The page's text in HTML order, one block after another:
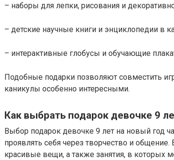
– наборы для лепки, рисования и
– детские научные книги и энциклопедии в
– интерактивные глобусы и обучающие
Подобные подарки позволяют совместить
каникулы особенно интересными.
Как выбрать подарок девочке 9
Выбор подарок девочке 9 лет на новый год
проявлять себя через творчество и
красивые вещи, а также занятия, в которых